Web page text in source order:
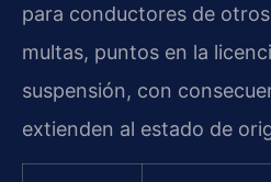
para conductores de
multas, puntos en la
suspensión, con
extienden al estado de